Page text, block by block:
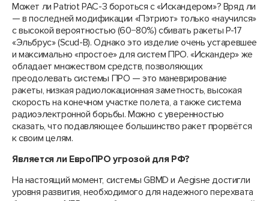
Может ли Patriot PAC-3 бороться с «Искандером»? Вряд ли
— в последней модификации «Пэтриот» только «научился»
с высокой вероятностью (60−80%) сбивать ракеты Р-17
«Эльбрус» (Scud-B). Однако это изделие очень устаревшее
и максимально «простое» для систем ПРО. «Искандер» же
обладает множеством средств, позволяющих
преодолевать системы ПРО — это маневрирование
ракеты, низкая радиолокационная заметность, высокая
скорость на конечном участке полета, а также система
радиоэлектронной борьбы. Можно с уверенностью
сказать, что подавляющее большинство ракет прорвётся
к своим целям.
Является ли ЕвроПРО угрозой для РФ?
На настоящий момент, системы GBMD и Aegisне достигли
уровня развития, необходимого для надежного перехвата